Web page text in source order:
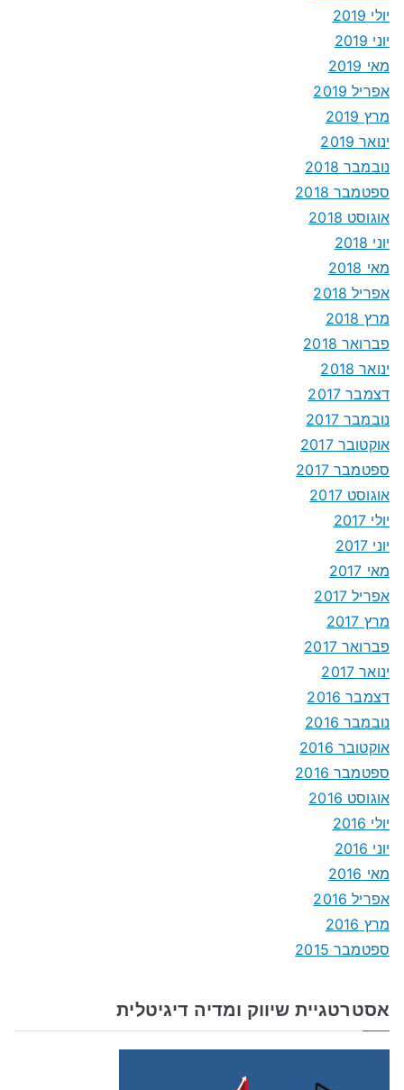
יולי 2019
יוני 2019
מאי 2019
אפריל 2019
מרץ 2019
ינואר 2019
נובמבר 2018
ספטמבר 2018
אוגוסט 2018
יוני 2018
מאי 2018
אפריל 2018
מרץ 2018
פברואר 2018
ינואר 2018
דצמבר 2017
נובמבר 2017
אוקטובר 2017
ספטמבר 2017
אוגוסט 2017
יולי 2017
יוני 2017
מאי 2017
אפריל 2017
מרץ 2017
פברואר 2017
ינואר 2017
דצמבר 2016
נובמבר 2016
אוקטובר 2016
ספטמבר 2016
אוגוסט 2016
יולי 2016
יוני 2016
מאי 2016
אפריל 2016
מרץ 2016
ספטמבר 2015
אסטרטגיית שיווק ומדיה דיגיטלית